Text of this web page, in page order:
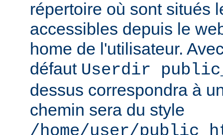
répertoire où sont situés
accessibles depuis le
home de l'utilisateur.
défaut Userdir
dessus correspondra à
chemin sera du style
/home/user/